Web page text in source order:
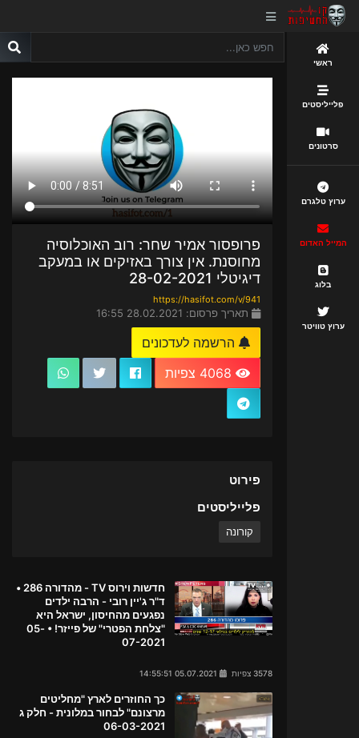
ראשי
פלייליסטים
סרטונים
ערוץ טלגרם
המייל האדום
בלוג
ערוץ טוויטר
פרופסור אמיר שחר: רוב האוכלוסיה
מחוסנת. אין צורך באזיקים או במעקב
דיגיטלי 28-02-2021
https://hasifot.com/v/941
תאריך פרסום: 28.02.2021 16:55
הרשמה לעדכונים
פירוט
פלייליסטים
קורונה
חדשות וירוס TV - מהדורה 286 •
ד"ר ג'יין רובי - הרבה ילדים
נפגעים מהחיסון, ישראל היא
"צלחת הפטרי" של פייזר! • 05-
07-2021
3578 צפיות
כך החוזרים לארץ "מחליטים
מרצונם" לבחור במלונית - חלק ג
06-03-2021